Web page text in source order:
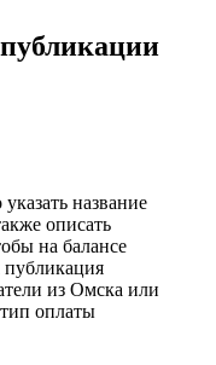
название
описать
на балансе
публикация
из Омска или
оплаты